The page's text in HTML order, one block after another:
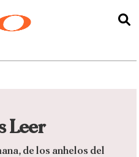
Leer
de los anhelos del